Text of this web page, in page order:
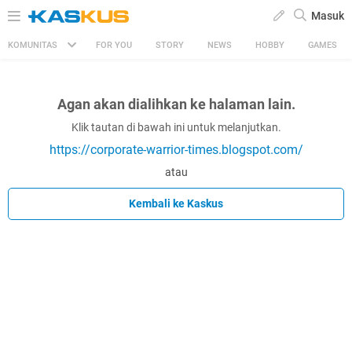
Masuk
KOMUNITAS FOR YOU STORY NEWS HOBBY GAMES
Agan akan dialihkan ke halaman lain.
Klik tautan di bawah ini untuk melanjutkan.
https://corporate-warrior-times.blogspot.com/
atau
Kembali ke Kaskus